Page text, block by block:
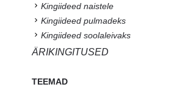
Kingiideed naistele
Kingiideed pulmadeks
Kingiideed soolaleivaks
ÄRIKINGITUSED
TEEMAD